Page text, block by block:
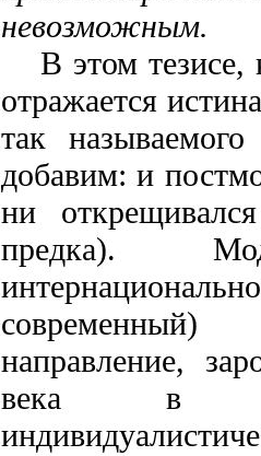
невозможным.
В этом тезисе,
отражается
так
добавим: и
ни
предка).
направление,
века в